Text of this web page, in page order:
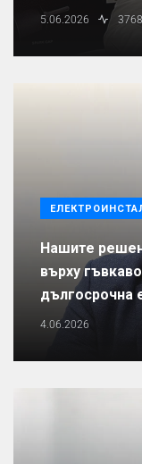
5.06.2026
Нашите
върху
дългосрочна
4.06.2026